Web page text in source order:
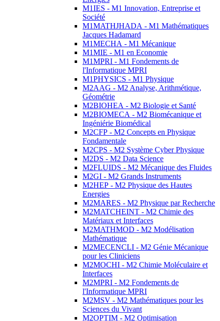
M1IES - M1 Innovation, Entreprise et
Société
M1MATHJHADA - M1 Mathématiques
Jacques Hadamard
M1MECHA - M1 Mécanique
M1MIE - M1 en Economie
M1MPRI - M1 Fondements de
l'Informatique MPRI
M1PHYSICS - M1 Physique
M2AAG - M2 Analyse, Arithmétique,
Géométrie
M2BIOHEA - M2 Biologie et Santé
M2BIOMECA - M2 Biomécanique et
Ingéniérie Biomédical
M2CFP - M2 Concepts en Physique
Fondamentale
M2CPS - M2 Système Cyber Physique
M2DS - M2 Data Science
M2FLUIDS - M2 Mécanique des Fluides
M2GI - M2 Grands Instruments
M2HEP - M2 Physique des Hautes
Energies
M2MARES - M2 Physique par Recherche
M2MATCHEINT - M2 Chimie des
Matériaux et Interfaces
M2MATHMOD - M2 Modélisation
Mathématique
M2MECENCLI - M2 Génie Mécanique
pour les Cliniciens
M2MOCHI - M2 Chimie Moléculaire et
Interfaces
M2MPRI - M2 Fondements de
l'Informatique MPRI
M2MSV - M2 Mathématiques pour les
Sciences du Vivant
M2OPTIM - M2 Optimisation